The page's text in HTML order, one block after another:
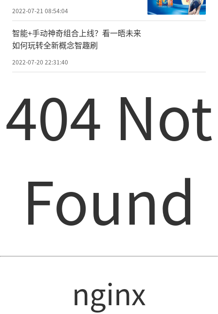
2022-07-21 08:54:04
智能+手动神奇组合上线？看一晤未来
如何玩转全新概念智趣刷
2022-07-20 22:31:40
404 Not
Found
nginx